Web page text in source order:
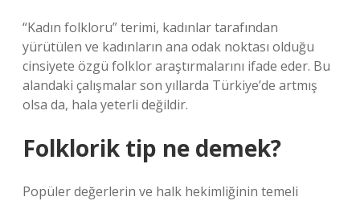
“Kadın folkloru” terimi, kadınlar tarafından
yürütülen ve kadınların ana odak noktası olduğu
cinsiyete özgü folklor araştırmalarını ifade eder. Bu
alandaki çalışmalar son yıllarda Türkiye’de artmış
olsa da, hala yeterli değildir.
Folklorik tip ne demek?
Popüler değerlerin ve halk hekimliğinin temeli